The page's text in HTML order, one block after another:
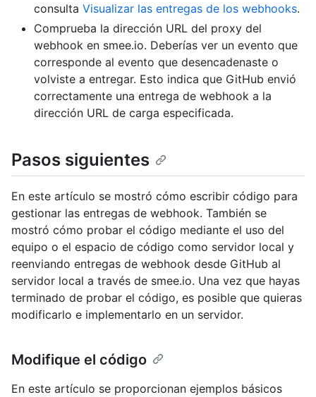
consulta Visualizar las entregas de los webhooks.
Comprueba la dirección URL del proxy del
webhook en smee.io. Deberías ver un evento que
corresponde al evento que desencadenaste o
volviste a entregar. Esto indica que GitHub envió
correctamente una entrega de webhook a la
dirección URL de carga especificada.
Pasos siguientes
En este artículo se mostró cómo escribir código para
gestionar las entregas de webhook. También se
mostró cómo probar el código mediante el uso del
equipo o el espacio de código como servidor local y
reenviando entregas de webhook desde GitHub al
servidor local a través de smee.io. Una vez que hayas
terminado de probar el código, es posible que quieras
modificarlo e implementarlo en un servidor.
Modifique el código
En este artículo se proporcionan ejemplos básicos